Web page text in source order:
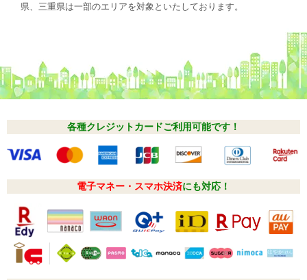
県、三重県は一部のエリアを対象といたしております。
各種クレジットカードご利用可能です！
電子マネー・スマホ決済にも対応！